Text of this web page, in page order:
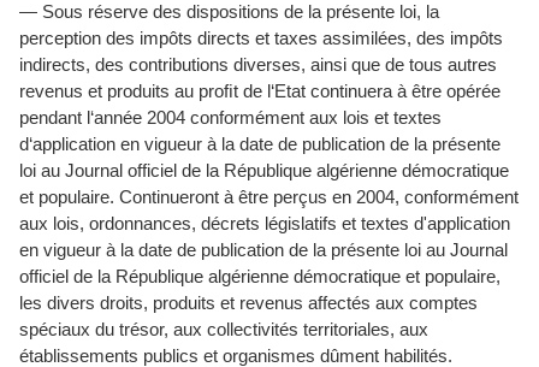
— Sous réserve des dispositions de la présente loi, la
perception des impôts directs et taxes assimilées, des impôts
indirects, des contributions diverses, ainsi que de tous autres
revenus et produits au proﬁt de l‘Etat continuera à être opérée
pendant l‘année 2004 conformément aux lois et textes
d‘application en vigueur à la date de publication de la présente
loi au Journal officiel de la République algérienne démocratique
et populaire. Continueront à être perçus en 2004, conformément
aux lois, ordonnances, décrets législatifs et textes d'application
en vigueur à la date de publication de la présente loi au Journal
officiel de la République algérienne démocratique et populaire,
les divers droits, produits et revenus affectés aux comptes
spéciaux du trésor, aux collectivités territoriales, aux
établissements publics et organismes dûment habilités.